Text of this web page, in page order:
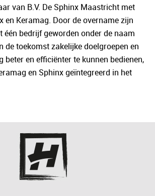
van B.V. De Sphinx Maastricht met
en Keramag. Door de overname zijn
één bedrijf geworden onder de naam
de toekomst zakelijke doelgroepen en
beter en efficiënter te kunnen bedienen,
en Sphinx geïntegreerd in het